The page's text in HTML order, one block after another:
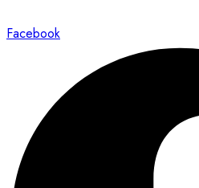
Facebook